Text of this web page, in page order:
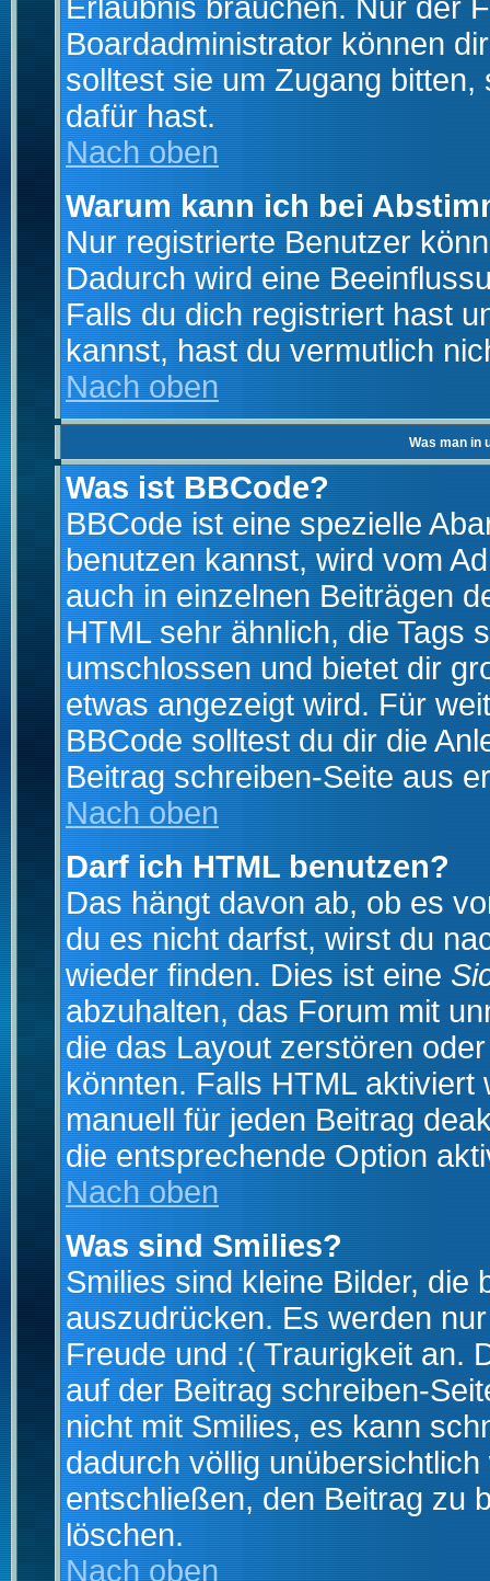
Erlaubnis brauchen. Nur der
Boardadministrator können
solltest sie um Zugang
dafür hast.
Nach oben
Warum kann ich bei
Nur registrierte Benutzer
Dadurch wird eine
Falls du dich registriert hast
kannst, hast du vermutlich
Nach oben
Was man in
Was ist BBCode?
BBCode ist eine spezielle
benutzen kannst, wird vom
auch in einzelnen Beiträgen
HTML sehr ähnlich, die Tags
umschlossen und bietet dir
etwas angezeigt wird. Für
BBCode solltest du dir die
Beitrag schreiben-Seite aus
Nach oben
Darf ich HTML benutzen?
Das hängt davon ab, ob es
du es nicht darfst, wirst du
wieder finden. Dies ist eine
abzuhalten, das Forum mit
die das Layout zerstören
könnten. Falls HTML
manuell für jeden Beitrag
die entsprechende Option
Nach oben
Was sind Smilies?
Smilies sind kleine Bilder, die
auszudrücken. Es werden
Freude und :( Traurigkeit an.
auf der Beitrag schreiben-
nicht mit Smilies, es kann
dadurch völlig
entschließen, den Beitrag zu
löschen.
Nach oben